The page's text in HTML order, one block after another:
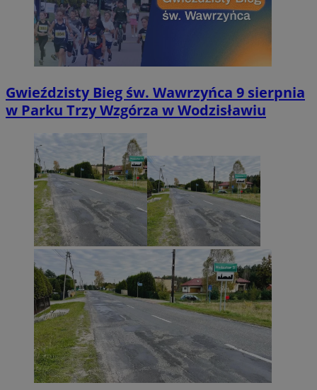
Gwieździsty Bieg św. Wawrzyńca 9 sierpnia
w Parku Trzy Wzgórza w Wodzisławiu